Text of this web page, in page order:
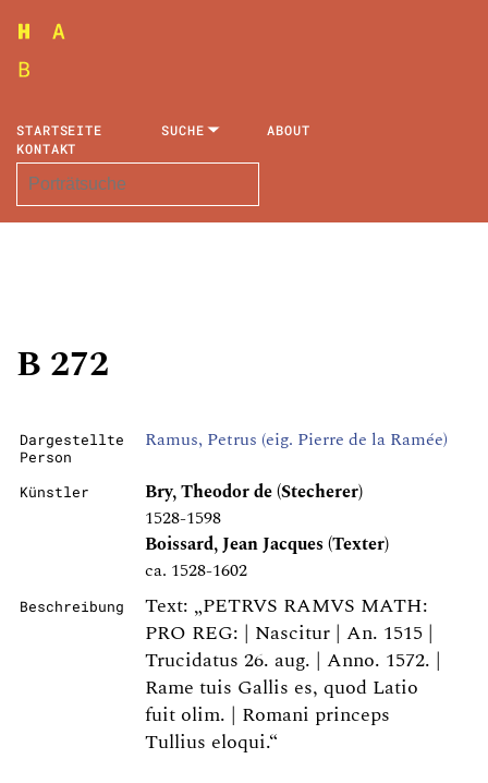
STARTSEITE SUCHE
ABOUT
KONTAKT
B 272
Dargestellte
Person
Ramus, Petrus (eig. Pierre de la Ramée)
Künstler
Bry, Theodor de (Stecherer)
1528-1598
Boissard, Jean Jacques (Texter)
ca. 1528-1602
Beschreibung
Text: „PETRVS RAMVS MATH:
PRO REG: | Nascitur | An. 1515 |
Trucidatus 26. aug. | Anno. 1572. |
Rame tuis Gallis es, quod Latio
fuit olim. | Romani princeps
Tullius eloqui.“